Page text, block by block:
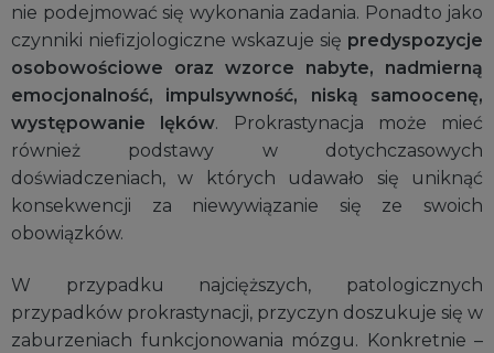
nie podejmować się wykonania zadania. Ponadto jako
czynniki niefizjologiczne wskazuje się predyspozycje
osobowościowe oraz wzorce nabyte, nadmierną
emocjonalność, impulsywność, niską samoocenę,
występowanie lęków. Prokrastynacja może mieć
również podstawy w dotychczasowych
doświadczeniach, w których udawało się uniknąć
konsekwencji za niewywiązanie się ze swoich
obowiązków.
W przypadku najcięższych, patologicznych
przypadków prokrastynacji, przyczyn doszukuje się w
zaburzeniach funkcjonowania mózgu. Konkretnie –